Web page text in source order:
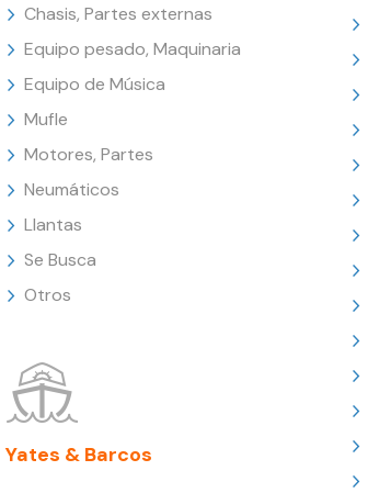
Chasis, Partes externas
Equipo pesado, Maquinaria
Equipo de Música
Mufle
Motores, Partes
Neumáticos
Llantas
Se Busca
Otros
Yates & Barcos